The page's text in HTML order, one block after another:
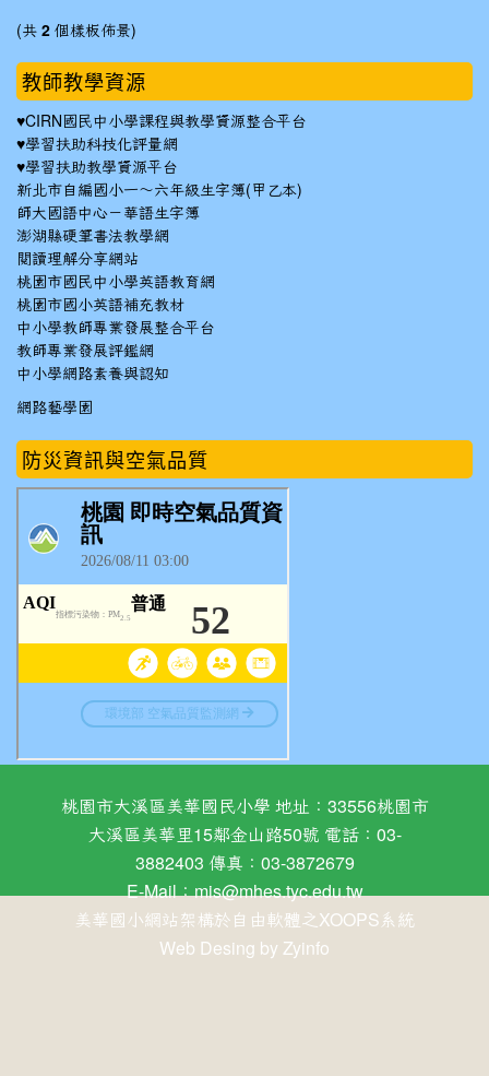
(共 2 個樣板佈景)
教師教學資源
♥CIRN國民中小學課程與教學資源整合平台
♥學習扶助科技化評量網
♥學習扶助教學資源平台
新北市自編國小一～六年級生字簿(甲乙本)
師大國語中心－華語生字簿
澎湖縣硬筆書法教學網
閱讀理解分享網站
桃園市國民中小學英語教育網
桃園市國小英語補充教材
中小學教師專業發展整合平台
教師專業發展評鑑網
中小學網路素養與認知
網路藝學園
防災資訊與空氣品質
桃園市大溪區美華國民小學 地址：33556桃園市
大溪區美華里15鄰金山路50號 電話：03-
3882403 傳真：03-3872679
E-Mail：mis@mhes.tyc.edu.tw
美華國小網站架構於自由軟體之XOOPS系統
Web Desing by Zyinfo